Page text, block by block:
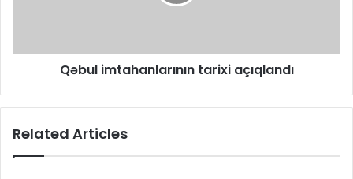
Qəbul imtahanlarının tarixi açıqlandı
Related Articles